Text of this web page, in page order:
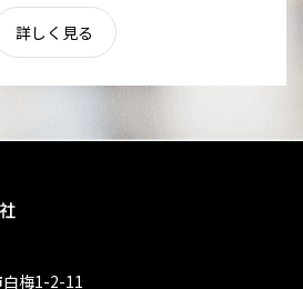
詳しく見る
白梅1-2-11